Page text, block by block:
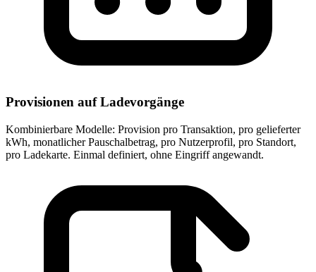
Provisionen auf Ladevorgänge
Kombinierbare Modelle: Provision pro Transaktion, pro gelieferter
kWh, monatlicher Pauschalbetrag, pro Nutzerprofil, pro Standort,
pro Ladekarte. Einmal definiert, ohne Eingriff angewandt.